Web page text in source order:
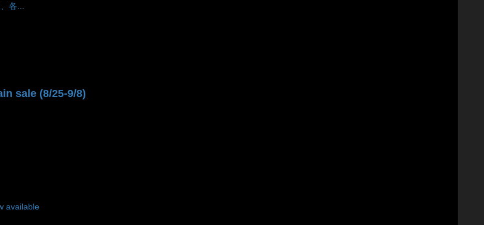
各...
sale (8/25-9/8)
available